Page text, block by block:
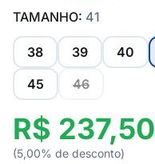
TAMANHO: 41
38 39 40
45
46
R$ 237,50
(5,00% de desconto)